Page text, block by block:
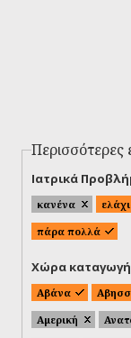
Περισσότερες
Ιατρικά
κανένα
πάρα πολλά
Χώρα
Αβάνα
Αμερική